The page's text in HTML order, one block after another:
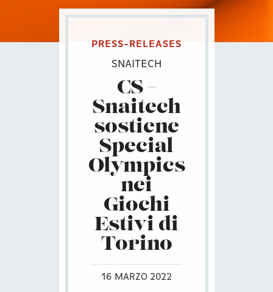
PRESS-RELEASES
SNAITECH
CS –
Snaitech
sostiene
Special
Olympics
nei
Giochi
Estivi di
Torino
16 MARZO 2022